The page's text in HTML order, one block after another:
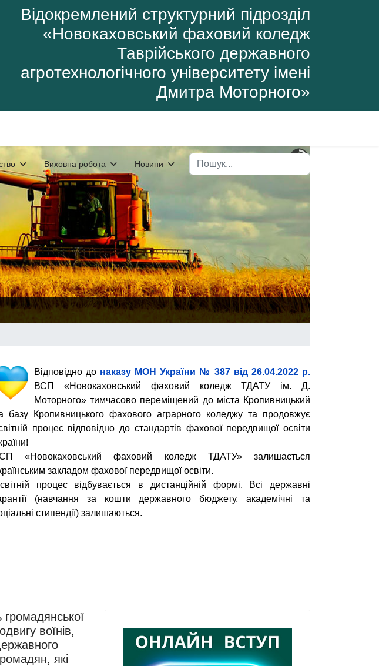
Відокремлений структурний підрозділ
«Новокаховський фаховий коледж
Таврійського державного
агротехнологічного університету імені
Дмитра Моторного»
Виховна робота Новини Пошук
Відповідно до наказу МОН України № 387 від 26.04.2022 р.
ВСП «Новокаховський фаховий коледж ТДАТУ ім. Д.
Моторного» тимчасово переміщений до міста Кропивницький
базу Кропивницького фахового аграрного коледжу та продовжує
процес відповідно до стандартів фахової передвищої освіти
«Новокаховський фаховий коледж ТДАТУ» залишається
закладом фахової передвищої освіти.
процес відбувається в дистанційній формі.
Всі державні
(навчання за кошти державного бюджету, академічні та
стипендії) залишаються.
воїнів,
які